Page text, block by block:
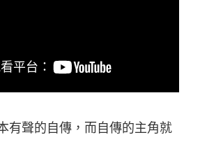
有聲的自傳，而自傳的主角就